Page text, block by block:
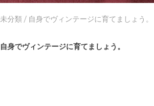
未分類 / 自身でヴィンテージに育てましょう。
自身でヴィンテージに育てましょう。